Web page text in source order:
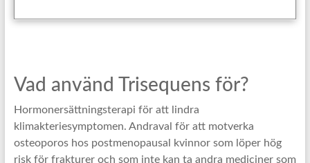
Vad använd Trisequens för?
Hormonersättningsterapi för att lindra
klimakteriesymptomen. Andraval för att motverka
osteoporos hos postmenopausal kvinnor som löper hög
risk för frakturer och som inte kan ta andra mediciner som